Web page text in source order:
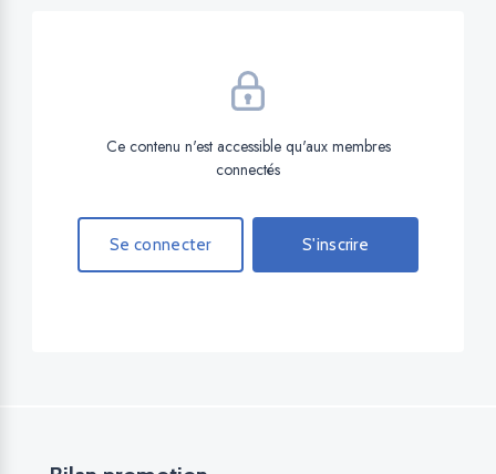
Ce contenu n'est accessible qu'aux membres
connectés
Se connecter S'inscrire